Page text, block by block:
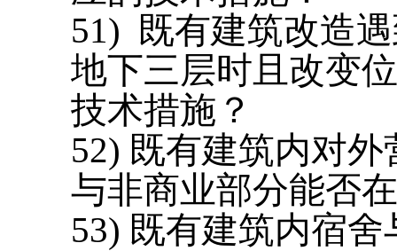
51) 既有建筑改造
地下三层时且改变
技术措施？
52) 既有建筑内对
与非商业部分能否
53) 既有建筑内宿